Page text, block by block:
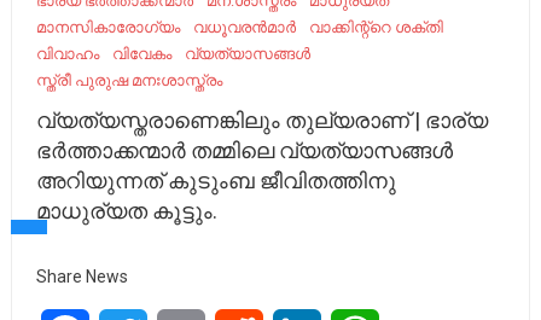
മാനസികാരോഗ്യം
വധൂവരന്‍മാര്‍
വാക്കിന്റ്റെ ശക്തി
വിവാഹം
വിവേകം
വ്യത്യാസങ്ങൾ
സ്ത്രീ പുരുഷ മനഃശാസ്ത്രം
വ്യത്യസ്തരാണെങ്കിലും തുല്യരാണ് | ഭാര്യ
ഭർത്താക്കന്മാർ തമ്മിലെ വ്യത്യാസങ്ങൾ
അറിയുന്നത് കുടുംബ ജീവിതത്തിനു
മാധുര്യത കൂട്ടും.
Share News